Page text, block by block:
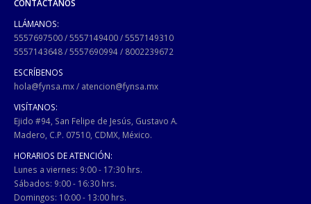
CONTÁCTANOS
LLÁMANOS:
5557697500/5557149400/5557149310
5557143648/5557690994/ 8002239672
ESCRÍBENOS
hola@fynsa.mx/ atencion@fynsa.mx
VISÍTANOS:
Ejido #94, San Felipe de Jesús, Gustavo A.
Madero, C.P. 07510, CDMX, México.
HORARIOS DE ATENCIÓN:
Lunes a viernes: 9:00 - 17:30 hrs.
Sábados: 9:00 - 16:30 hrs.
Domingos: 10:00 - 13:00 hrs.